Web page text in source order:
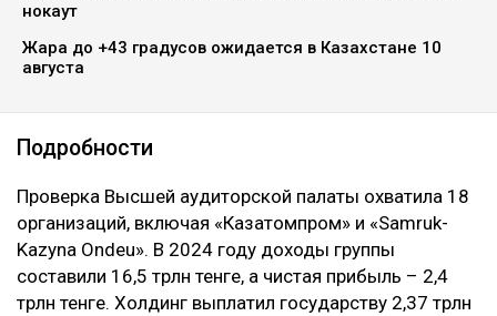
нокаут
Жара до +43 градусов ожидается в Казахстане 10
августа
Подробности
Проверка Высшей аудиторской палаты охватила 18
организаций, включая «Казатомпром» и «Samruk-
Kazyna Ondeu». В 2024 году доходы группы
составили 16,5 трлн тенге, а чистая прибыль – 2,4
трлн тенге. Холдинг выплатил государству 2,37 трлн